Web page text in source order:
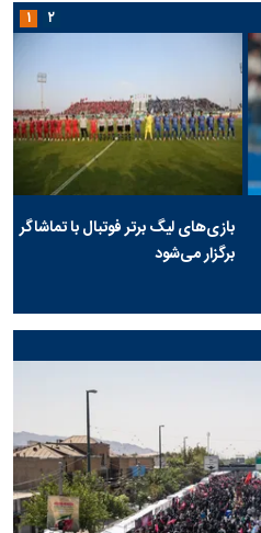
بازی‌های لیگ برتر فوتبال با تماشاگر
برگزار می‌شود
۱ ۲